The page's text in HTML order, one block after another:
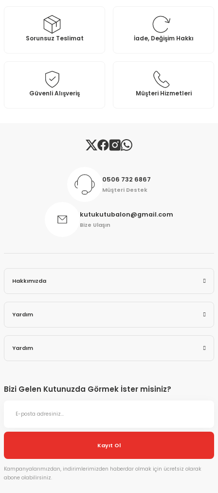
Ürün resmi kalitesiz, bozuk veya görüntülenemiyor.
Ürün açıklamasında eksik bilgiler bulunuyor.
Bu ürüne benzer farklı alternatifler olmalı.
Gönder
Sorunsuz Teslimat İade, Değişim Hakkı
Güvenli Alışveriş Müşteri Hizmetleri
0506 732 6867
Müşteri Destek
kutukutubalon@gmail.com
Bize Ulaşın
Hakkımızda
Yardım
Yardım
Bizi Gelen Kutunuzda Görmek İster misiniz?
Kayıt Ol
Kampanyalarımızdan, indirimlerimizden haberdar olmak için ücretsiz olarak
abone olabilirsiniz.